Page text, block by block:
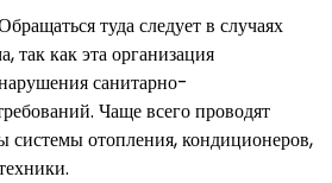
туда следует в случаях
так как эта организация
санитарно-
Чаще всего проводят
системы отопления, кондиционеров,